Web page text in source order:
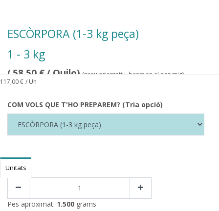
ESCÒRPORA (1-3 kg peça)
1 - 3 kg
(58,50 € / Quilo)
117,00€ / Un
(preu orientatiu, basat en el pes mig)
COM VOLS QUE T'HO PREPAREM? (Tria opció)
Unitats
Pes aproximat: 1.500 grams